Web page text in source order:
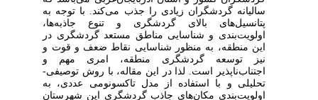
سالیانه گردشگران زیادی را جذب میکند. با توجه به
پتانسیل‌های بالای گردشگری تنوع
جاذبه‌ها،
اولویت‌بندی و شناسایی مناطق مستعد گردشگری
در
این منطقه، به منظور شناسایی نقاط ضعف و قوت و
نیز
توسعه گردشگری منطقه، امری مهم
اجتنابناپذیر است. لذا در این مقاله، با روش توصیفی-
تحلیلی و با استفاده از مدل تاکسونومی عددی،به
اولویت‌بندی مکان‌هایجاذب گردشگری این شهرستان